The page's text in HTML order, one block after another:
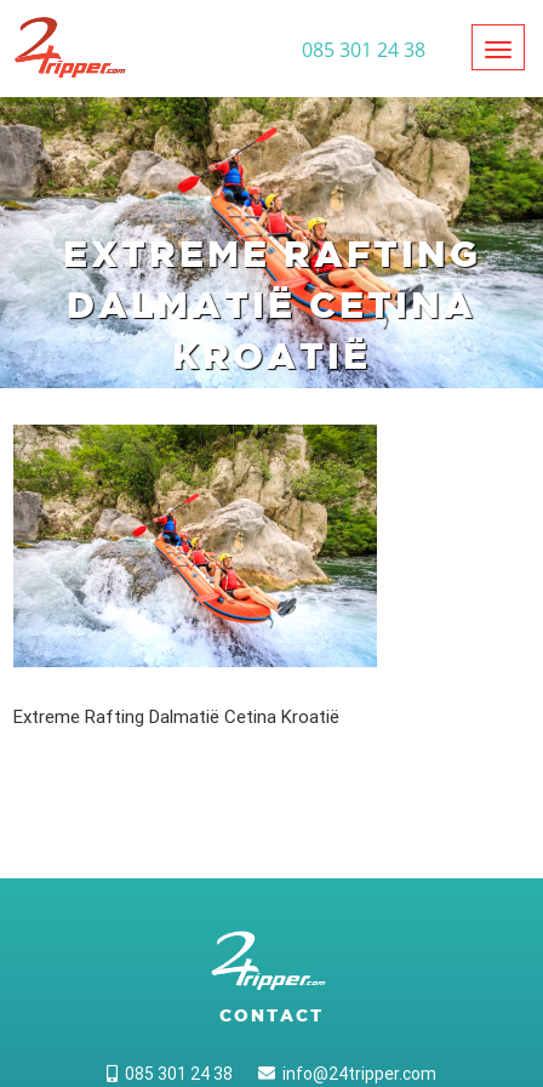
085 301 24 38
EXTREME RAFTING
DALMATIË CETINA
KROATIË
Extreme Rafting Dalmatië Cetina Kroatië
CONTACT
085 301 24 38 info@24tripper.com